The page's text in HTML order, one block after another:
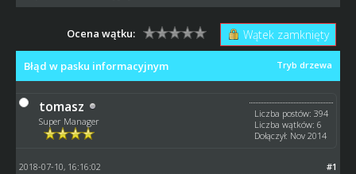
Wątek zamknięty
Ocena wątku:
Tryb drzewa
Błąd w pasku informacyjnym
tomasz
Super Manager
Liczba postów: 394
Liczba wątków: 6
Dołączył: Nov 2014
#1
2018-07-10, 16:16:02